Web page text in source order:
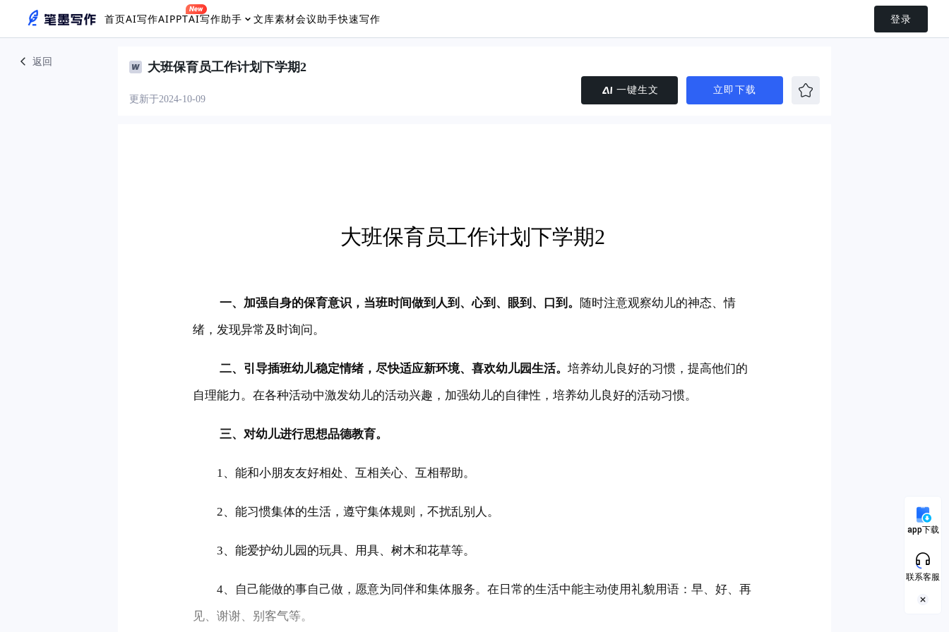
首页AI写作AIPPTAI写作助手 文库素材会议助手快速写作 登录
app下载
联系客服
返回 大班保育员工作计划下学期2
更新于2024-10-09
一键生文 立即下载
大班保育员工作计划下学期2
一、加强自身的保育意识，当班时间做到人到、心到、眼到、口到。
随时注意观察幼儿的神态、情
绪，发现异常及时询问。
二、引导插班幼儿稳定情绪，尽快适应新环境、喜欢幼儿园生活。 培养幼儿良好的习惯，提高他们的
自理能力。在各种活动中激发幼儿的活动兴趣，加强幼儿的自律性，培养幼儿良好的活动习惯。
三、对幼儿进行思想品德教育。
1、能和小朋友友好相处、互相关心、互相帮助。
2、能习惯集体的生活，遵守集体规则，不扰乱别人。
3、能爱护幼儿园的玩具、用具、树木和花草等。
4、自己能做的事自己做，愿意为同伴和集体服务。在日常的生活中能主动使用礼貌用语：早、好、再
见、谢谢、别客气等。